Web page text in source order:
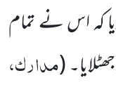
کہ اس نے تمام
(مدارک،